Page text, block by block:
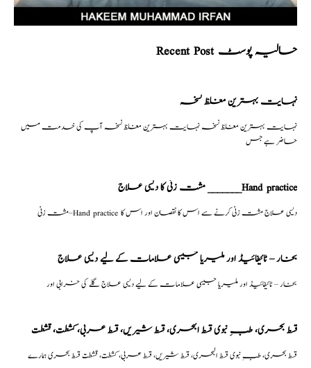
Recent Post حالیہ پوسٹ
نہایت بہترین مغلظ نسخہ
نہایت بہترین مغلظ نسخہ نہایت بہترین مغلظ نسخہ آپ کی خدمت میں
حاضر ہے جس
مشت زنی کا دیسی علاج _______Hand practice
مشت زنی–Hand practice دیسی علاج مشت زنی کرنے سے اس کا نقصان اور اس کا
بخار – ٹائیفائیڈ اور ملیریا جیسی علامات کے لیے دیسی علاج
بخار – ٹائیفائیڈ اور ملیریا جیسی علامات کے لیے دیسی علاج گلے کی خرابی اور
قسط بحری، طبِ نبوی قسط البحری، قسط شیریں، قسط عربی، كشطت، قشطت
قسط بحری، طبِ نبوی قسط البحری، قسط شیریں، قسط عربی، كشطت، قشطت قسط بحری ہمارے